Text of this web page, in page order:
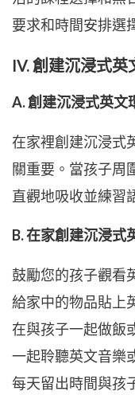
要求和時間安排選
IV. 創建沉浸式英
A. 創建沉浸式英文
在家裡創建沉浸式
關重要。當孩子周
直觀地吸收並練習
B. 在家創建沉浸式
鼓勵您的孩子觀看
給家中的物品貼上
在與孩子一起做飯
一起聆聽英文音樂
每天留出時間與孩